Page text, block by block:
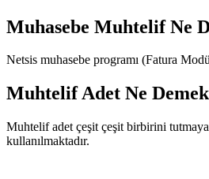
Muhasebe Muhtelif Ne
Netsis muhasebe programı (Fatura
Muhtelif Adet Ne
Muhtelif adet çeşit çeşit birbirini
kullanılmaktadır.